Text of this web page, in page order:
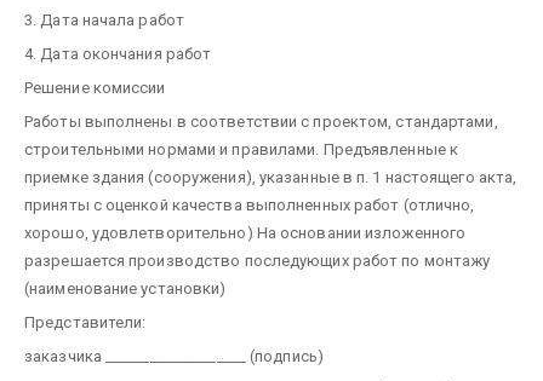
3. Дата начала работ
4. Дата окончания работ
Решение комиссии
Работы выполнены в соответствии с проектом, стандартами,
строительными нормами и правилами. Предъявленные к
приемке здания (сооружения), указанные в п. 1 настоящего акта,
приняты с оценкой качества выполненных работ (отлично,
хорошо, удовлетворительно) На основании изложенного
разрешается производство последующих работ по монтажу
(наименование установки)
Представители:
заказчика ___________________
(подпись)